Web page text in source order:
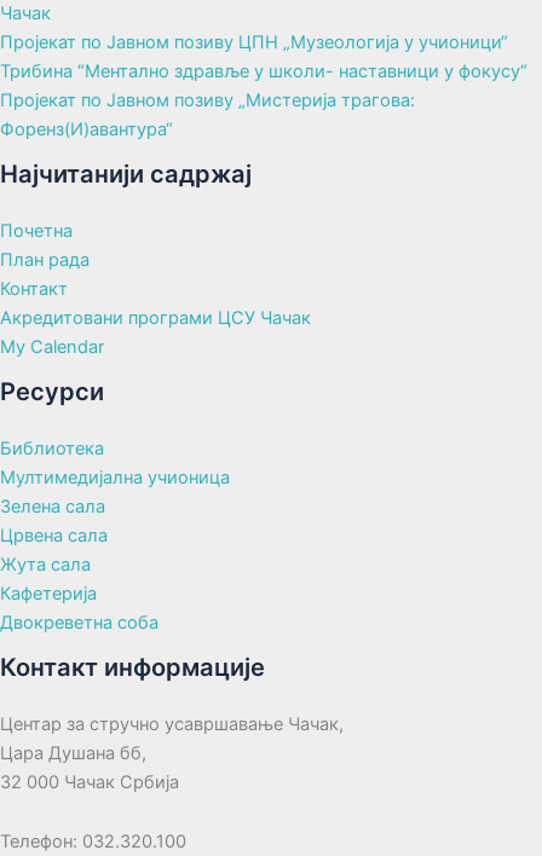
Чачак
Пројекат по Јавном позиву ЦПН „Музеологија у учионици“
Трибина “Ментално здравље у школи- наставници у фокусу“
Пројекат по Јавном позиву „Мистерија трагова:
Форенз(И)авантура“
Најчитанији садржај
Почетна
План рада
Контакт
Акредитовани програми ЦСУ Чачак
My Calendar
Ресурси
Библиотека
Мултимедијална учионица
Зелена сала
Црвена сала
Жута сала
Кафетерија
Двокреветна соба
Контакт информације
Центар за стручно усавршавање Чачак,
Цара Душана бб,
32 000 Чачак Србија
Телефон: 032.320.100